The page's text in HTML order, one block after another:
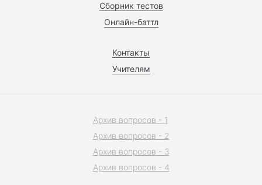
Сборник тестов
Онлайн-баттл
Контакты
Учителям
Архив вопросов - 1
Архив вопросов - 2
Архив вопросов - 3
Архив вопросов - 4